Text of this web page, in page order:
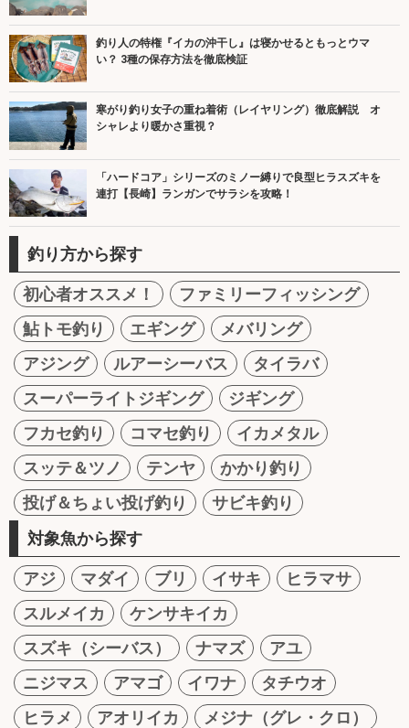
釣り人の特権『イカの沖干し』は寝かせるともっとウマ
い？ 3種の保存方法を徹底検証
寒がり釣り女子の重ね着術（レイヤリング）徹底解説 オ
シャレより暖かさ重視？
「ハードコア」シリーズのミノー縛りで良型ヒラスズキを
連打【長崎】ランガンでサラシを攻略！
釣り方から探す
初心者オススメ！
ファミリーフィッシング
鮎トモ釣り
エギング
メバリング
アジング
ルアーシーバス
タイラバ
スーパーライトジギング
ジギング
フカセ釣り
コマセ釣り
イカメタル
スッテ＆ツノ
テンヤ
かかり釣り
投げ＆ちょい投げ釣り
サビキ釣り
対象魚から探す
アジ マダイ ブリ イサキ
ヒラマサ
スルメイカ
ケンサキイカ
スズキ（シーバス）
ナマズ
アユ
ニジマス
アマゴ イワナ
タチウオ
ヒラメ
アオリイカ
メジナ（グレ・クロ）